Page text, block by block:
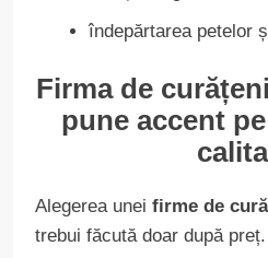
îndepărtarea petelor
Firma de
pune accent
Alegerea unei firme de
trebui făcută doar după